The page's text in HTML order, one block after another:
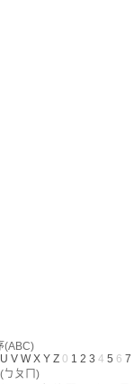
(ABC)
U V W X Y Z 0 1 2 3 4 5 6 7
ㄅㄆㄇ)